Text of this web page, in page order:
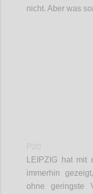
nicht. Aber was
LEIPZIG hat mit
immerhin
ohne geringste